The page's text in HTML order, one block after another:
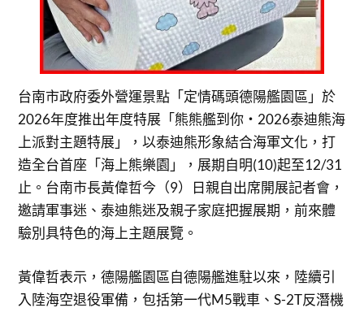
台南市政府委外營運景點「定情碼頭德陽艦園區」於
2026年度推出年度特展「熊熊艦到你・2026泰迪熊海
上派對主題特展」，以泰迪熊形象結合海軍文化，打
造全台首座「海上熊樂園」，展期自明(10)起至12/31
止。台南市長黃偉哲今（9）日親自出席開展記者會，
邀請軍事迷、泰迪熊迷及親子家庭把握展期，前來體
驗別具特色的海上主題展覽。
黃偉哲表示，德陽艦園區自德陽艦進駐以來，陸續引
入陸海空退役軍備，包括第一代M5戰車、S-2T反潛機